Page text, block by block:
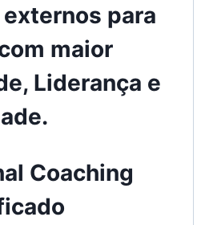
para
maior
Liderança e
Coaching